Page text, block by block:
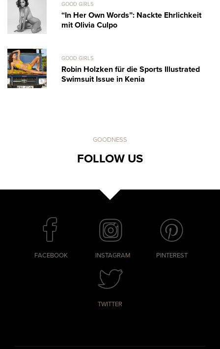
GOOD GIRLS
“In Her Own Words”: Nackte Ehrlichkeit
mit Olivia Culpo
GOOD GIRLS
Robin Holzken für die Sports Illustrated
Swimsuit Issue in Kenia
GOODNESS
FOLLOW US
FACEBOOK INSTAGRAM PINTEREST
TWITTER